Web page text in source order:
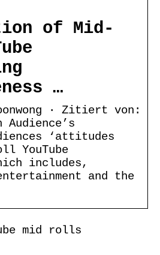
of Mid-
…
· Zitiert von:
‘attitudes
YouTube
includes,
and the
mid rolls